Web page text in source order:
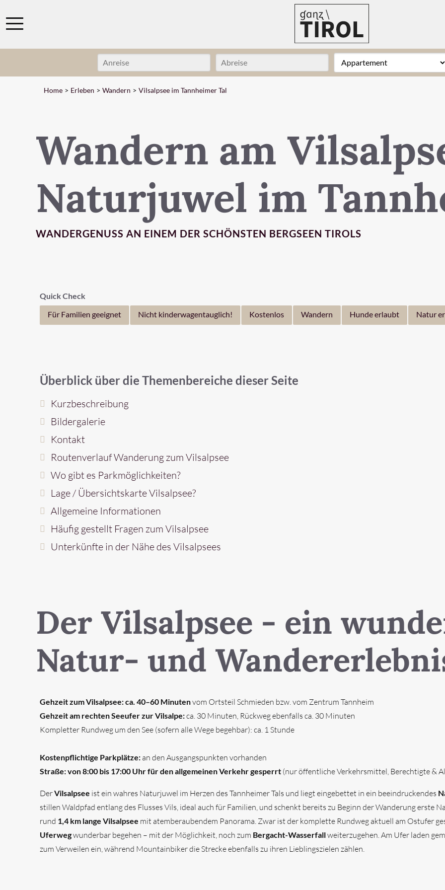
Home Erleben Wandern Vilsalpsee im Tannheimer Tal
Wandern am
Naturjuwel im
WANDERGENUSS AN EINEM DER SCHÖNSTEN BERGSEEN TIROLS
Quick Check
Für Familien geeignet
Nicht kinderwagentauglich! Kostenlos Wandern Hunde erlaubt Natur
Überblick über die Themenbereiche dieser Seite
Kurzbeschreibung
Bildergalerie
Kontakt
Routenverlauf Wanderung zum Vilsalpsee
Wo gibt es Parkmöglichkeiten?
Lage / Übersichtskarte Vilsalpsee?
Allgemeine Informationen
Häufig gestellt Fragen zum Vilsalpsee
Unterkünfte in der Nähe des Vilsalpsees
Der Vilsalpsee - ein
Natur- und
Gehzeit zum Vilsalpsee: ca. 40–60 Minutenvom Ortsteil Schmieden bzw. vom Zentrum Tannheim
Gehzeit am rechten Seeufer zur Vilsalpe:ca. 30 Minuten, Rückweg ebenfalls ca. 30 Minuten
Kompletter Rundweg um den See (sofern alle Wege begehbar): ca. 1 Stunde
Kostenpflichtige Parkplätze:an den Ausgangspunkten vorhanden
Straße: von 8:00 bis 17:00 Uhr für den allgemeinen Verkehr gesperrt (nur öffentliche Verkehrsmittel, Berechtigte &
DerVilsalpsee ist ein wahres Naturjuwel im Herzen des Tannheimer Tals und liegt eingebettet in ein beeindruckendes
stillen Waldpfad entlang des Flusses Vils, ideal auch für Familien, und schenkt bereits zu Beginn der Wanderung erste
rund 1,4 km lange Vilsalpsee mit atemberaubendem Panorama. Zwar ist der komplette Rundweg aktuell am Ostufer
Uferwegwunderbar begehen – mit der Möglichkeit, noch zum Bergacht-Wasserfallweiterzugehen. Am Ufer laden
zum Verweilen ein, während Mountainbiker die Strecke ebenfalls zu ihren Lieblingszielen zählen.